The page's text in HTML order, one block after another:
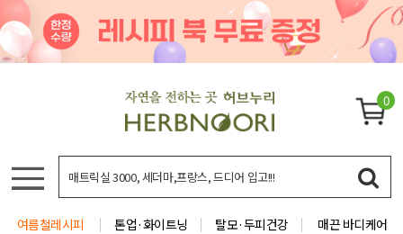
0
여름철레시피 톤업·화이트닝 탈모·두피건강 매끈 바디케어